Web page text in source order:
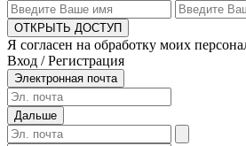
ОТКРЫТЬ ДОСТУП
Я согласен на обработку моих
Вход / Регистрация
Электронная почта
Дальше